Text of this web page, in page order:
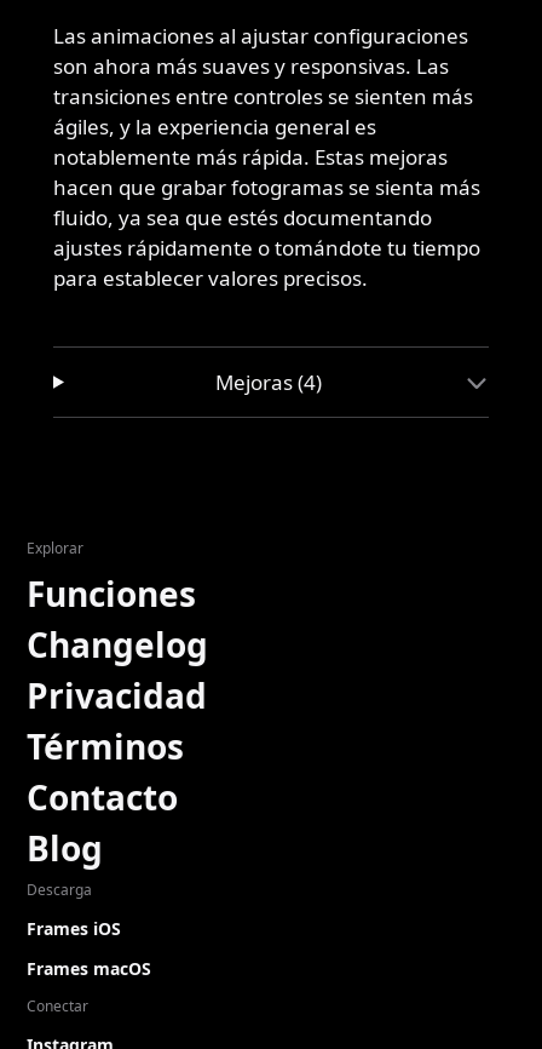
Las animaciones al ajustar configuraciones
son ahora más suaves y responsivas. Las
transiciones entre controles se sienten más
ágiles, y la experiencia general es
notablemente más rápida. Estas mejoras
hacen que grabar fotogramas se sienta más
fluido, ya sea que estés documentando
ajustes rápidamente o tomándote tu tiempo
para establecer valores precisos.
Mejoras (4)
Explorar
Funciones
Changelog
Privacidad
Términos
Contacto
Blog
Descarga
Frames iOS
Frames macOS
Conectar